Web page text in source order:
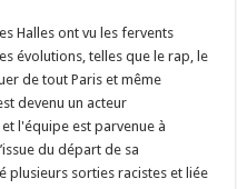
Halles ont vu les fervents
évolutions, telles que le rap, le
de tout Paris et même
devenu un acteur
l'équipe est parvenue à
du départ de sa
plusieurs sorties racistes et liée